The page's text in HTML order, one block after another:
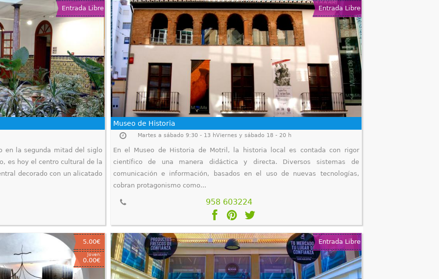
Entrada Libre
en la segunda mitad del siglo
es hoy el centro cultural de la
decorado con un alicatado
Museo de Historia
Entrada Libre
Martes a sábado 9:30 - 13 hViernes y sábado 18 - 20 h
En el Museo de Historia de Motril, la historia local es contada con rigor
científico de una manera didáctica y directa. Diversos sistemas de
comunicación e información, basados en el uso de nuevas tecnologías,
cobran protagonismo como...
958 603224
5.00€
Joven:
0.00€
Entrada Libre